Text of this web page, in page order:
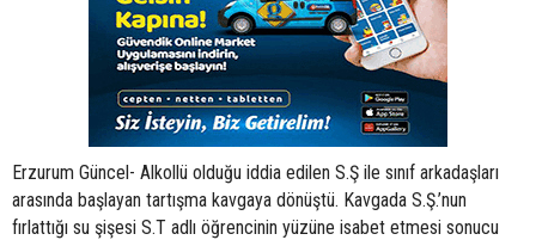
Erzurum Güncel- Alkollü olduğu iddia edilen S.Ş ile sınıf arkadaşları
arasında başlayan tartışma kavgaya dönüştü. Kavgada S.Ş.’nun
fırlattığı su şişesi S.T adlı öğrencinin yüzüne isabet etmesi sonucu